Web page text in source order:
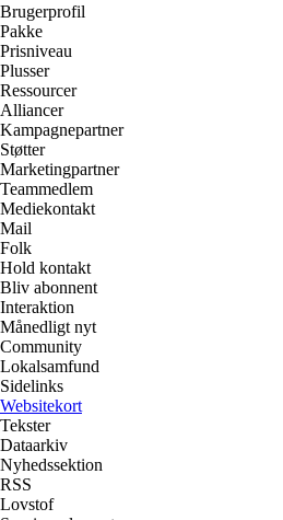
Brugerprofil
Pakke
Prisniveau
Plusser
Ressourcer
Alliancer
Kampagnepartner
Støtter
Marketingpartner
Teammedlem
Mediekontakt
Mail
Folk
Hold kontakt
Bliv abonnent
Interaktion
Månedligt nyt
Community
Lokalsamfund
Sidelinks
Websitekort
Tekster
Dataarkiv
Nyhedssektion
RSS
Lovstof